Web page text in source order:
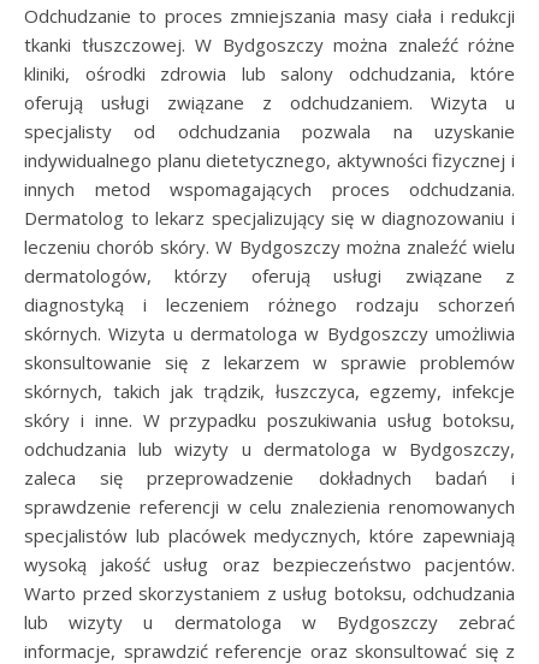
Odchudzanie to proces zmniejszania masy ciała i redukcji
tkanki tłuszczowej. W Bydgoszczy można znaleźć różne
kliniki, ośrodki zdrowia lub salony odchudzania, które
oferują usługi związane z odchudzaniem. Wizyta u
specjalisty od odchudzania pozwala na uzyskanie
indywidualnego planu dietetycznego, aktywności fizycznej i
innych metod wspomagających proces odchudzania.
Dermatolog to lekarz specjalizujący się w diagnozowaniu i
leczeniu chorób skóry. W Bydgoszczy można znaleźć wielu
dermatologów, którzy oferują usługi związane z
diagnostyką i leczeniem różnego rodzaju schorzeń
skórnych. Wizyta u dermatologa w Bydgoszczy umożliwia
skonsultowanie się z lekarzem w sprawie problemów
skórnych, takich jak trądzik, łuszczyca, egzemy, infekcje
skóry i inne. W przypadku poszukiwania usług botoksu,
odchudzania lub wizyty u dermatologa w Bydgoszczy,
zaleca się przeprowadzenie dokładnych badań i
sprawdzenie referencji w celu znalezienia renomowanych
specjalistów lub placówek medycznych, które zapewniają
wysoką jakość usług oraz bezpieczeństwo pacjentów.
Warto przed skorzystaniem z usług botoksu, odchudzania
lub wizyty u dermatologa w Bydgoszczy zebrać
informacje, sprawdzić referencje oraz skonsultować się z